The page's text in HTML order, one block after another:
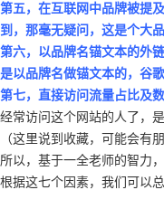
第五，在互联网中品牌被提
到，那毫无疑问，这是个大
第六，以品牌名锚文本的外
是以品牌名做锚文本的，谷
第七，直接访问流量占比及
经常访问这个网站的人了，
（这里说到收藏，可能会有
所以，基于一全老师的智力
根据这七个因素，我们可以